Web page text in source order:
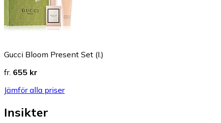
Gucci Bloom Present Set (I.)
fr. 655 kr
Jämför alla priser
Insikter